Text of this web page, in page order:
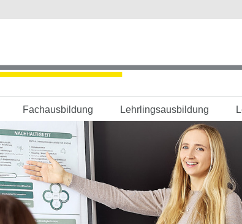
Fachausbildung Lehrlingsausbildung